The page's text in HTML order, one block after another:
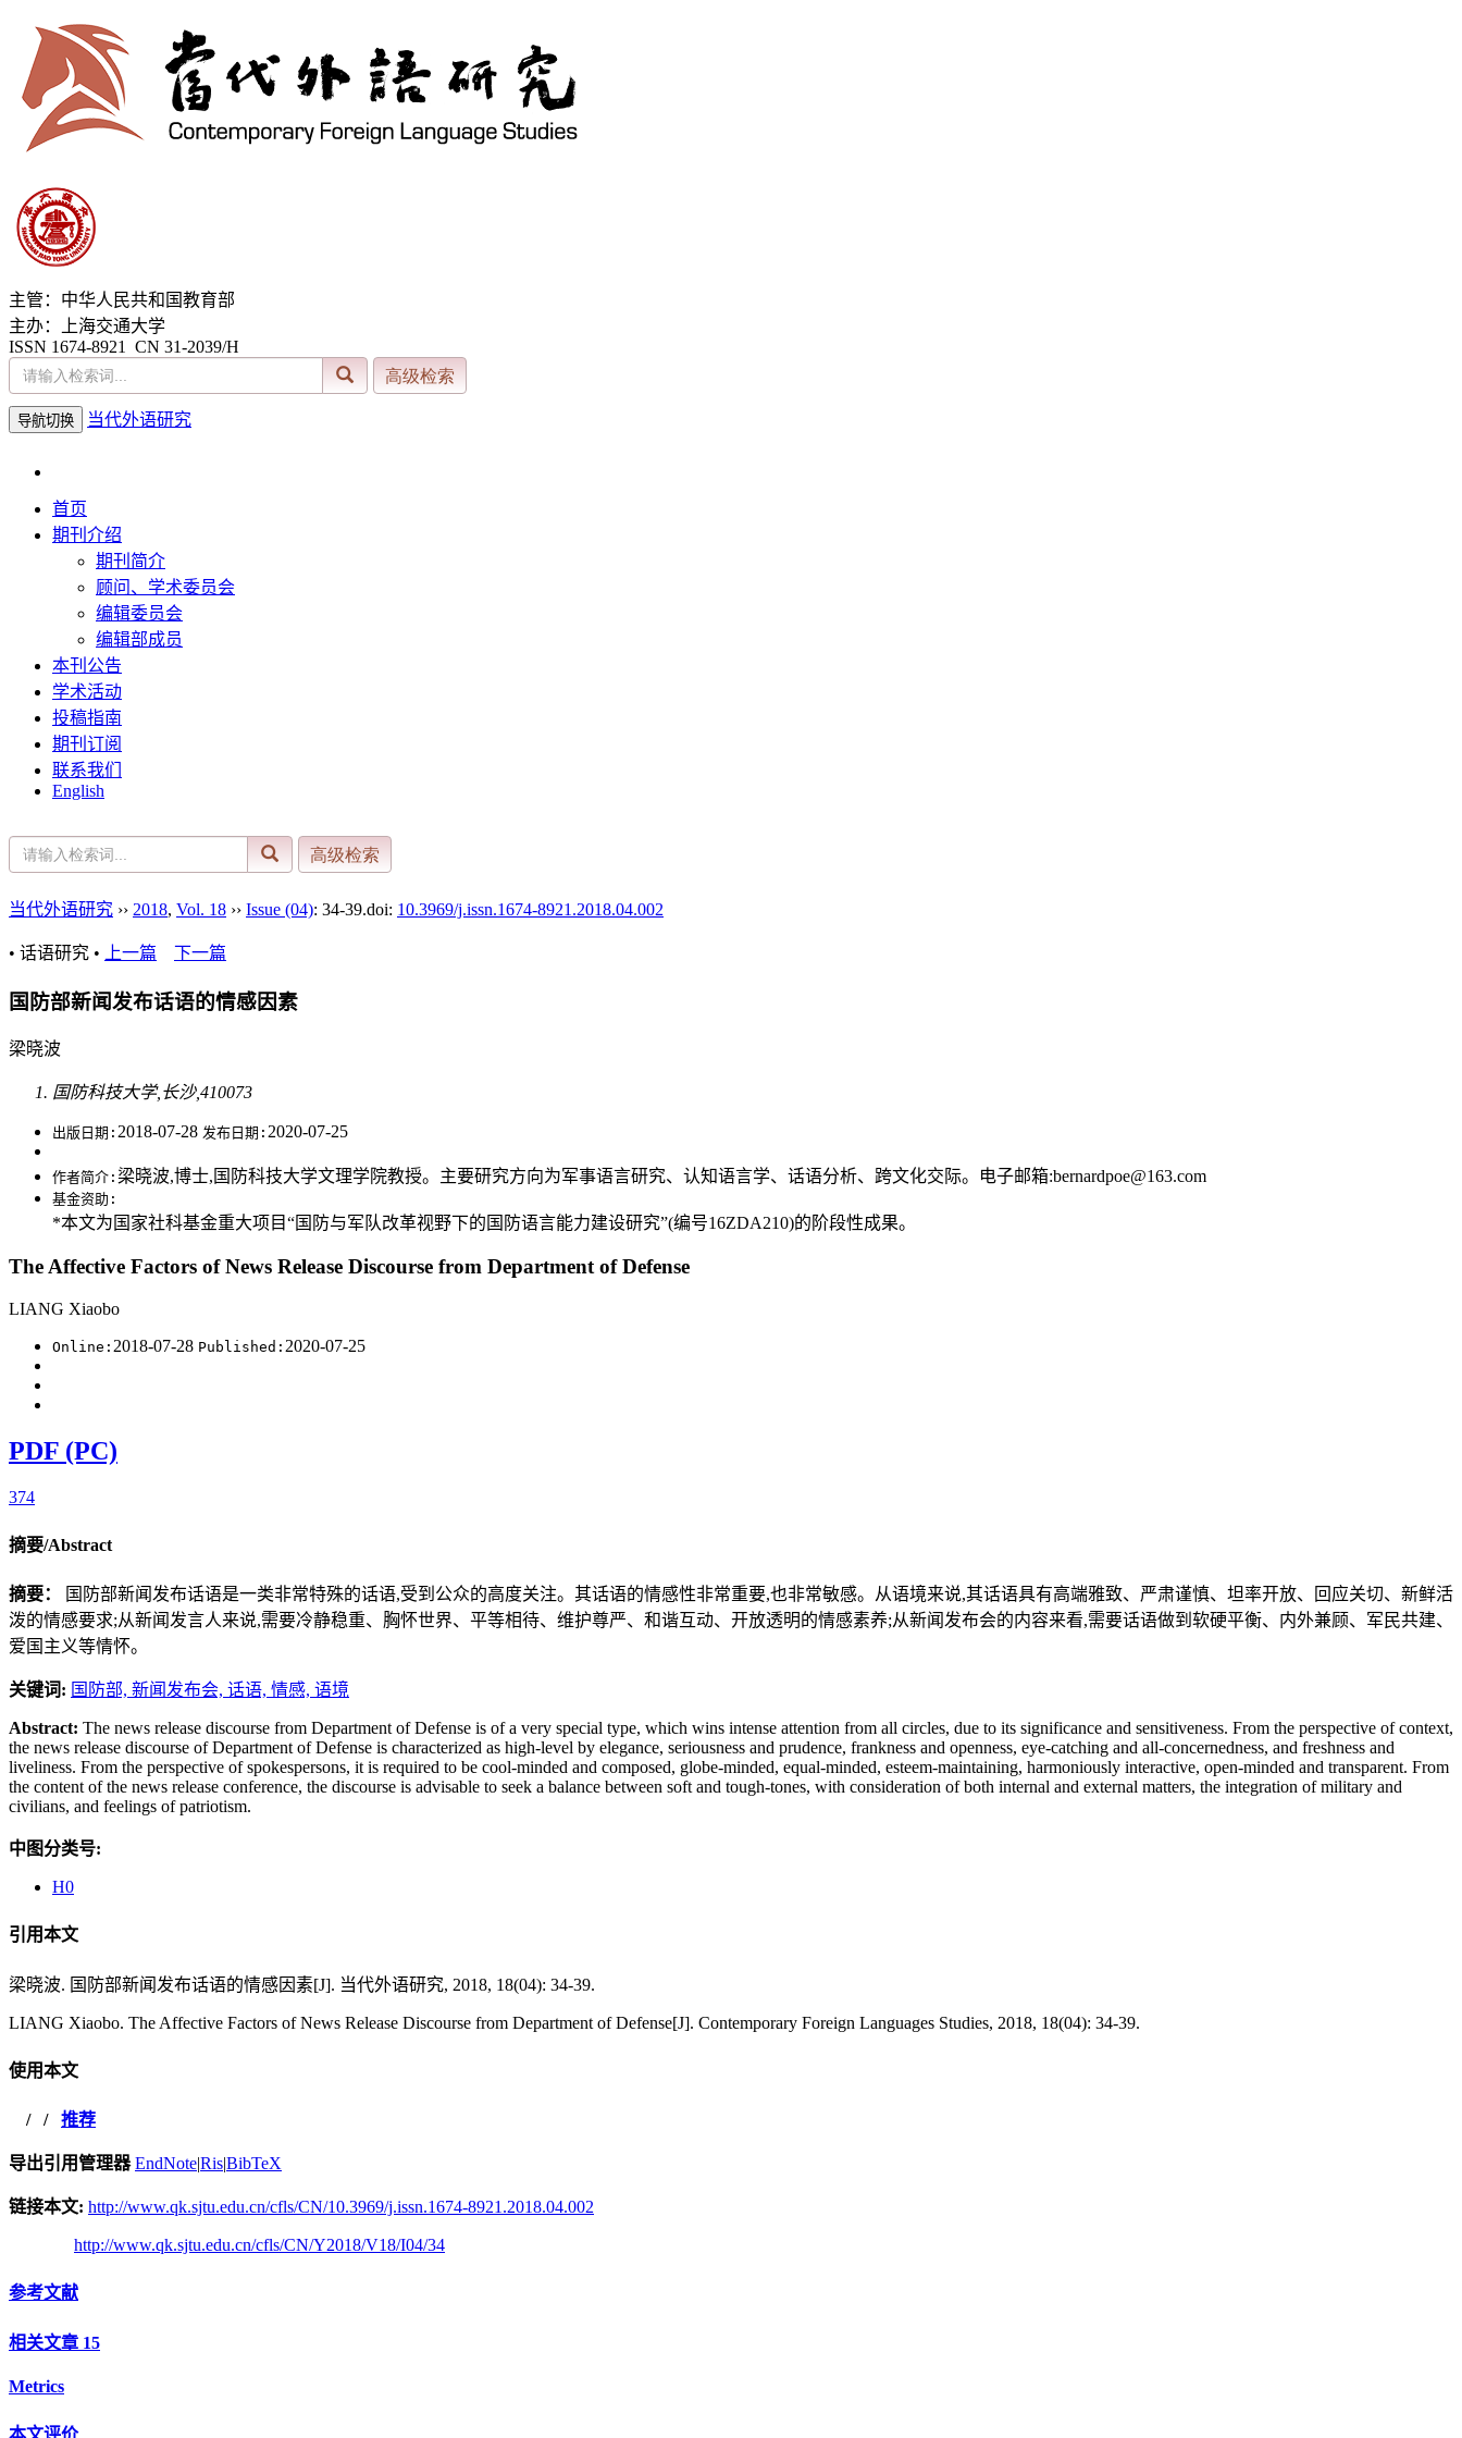
主管：中华人民共和国教育部
主办：上海交通大学
ISSN 1674-8921 CN 31-2039/H
导航切换 当代外语研究
首页
期刊介绍
期刊简介
顾问、学术委员会
编辑委员会
编辑部成员
本刊公告
学术活动
投稿指南
期刊订阅
联系我们
English
当代外语研究 ›› 2018, Vol. 18 ›› Issue (04): 34-39.doi: 10.3969/j.issn.1674-8921.2018.04.002
• 话语研究 • 上一篇 下一篇
国防部新闻发布话语的情感因素
梁晓波
国防科技大学,长沙,410073
出版日期: 2018-07-28 发布日期: 2020-07-25
作者简介: 梁晓波,博士,国防科技大学文理学院教授。主要研究方向为军事语言研究、认知语言学、话语分析、跨文化交际。电子邮箱:bernardpoe@163.com
基金资助:
*本文为国家社科基金重大项目“国防与军队改革视野下的国防语言能力建设研究”(编号16ZDA210)的阶段性成果。
The Affective Factors of News Release Discourse from Department of Defense
LIANG Xiaobo
Online: 2018-07-28 Published: 2020-07-25
PDF (PC)
374
摘要/Abstract
摘要：
国防部新闻发布话语是一类非常特殊的话语,受到公众的高度关注。其话语的情感性非常重要,也非常敏感。从语境来说,其话语具有高端雅致、严肃谨慎、坦率开放、回应关切、新鲜活
泼的情感要求;从新闻发言人来说,需要冷静稳重、胸怀世界、平等相待、维护尊严、和谐互动、开放透明的情感素养;从新闻发布会的内容来看,需要话语做到软硬平衡、内外兼顾、军民共建、
爱国主义等情怀。
关键词: 国防部, 新闻发布会, 话语, 情感, 语境
Abstract: The news release discourse from Department of Defense is of a very special type, which wins intense attention from all circles, due to its significance and sensitiveness. From the perspective of context,
the news release discourse of Department of Defense is characterized as high-level by elegance, seriousness and prudence, frankness and openness, eye-catching and all-concernedness, and freshness and
liveliness. From the perspective of spokespersons, it is required to be cool-minded and composed, globe-minded, equal-minded, esteem-maintaining, harmoniously interactive, open-minded and transparent. From
the content of the news release conference, the discourse is advisable to seek a balance between soft and tough-tones, with consideration of both internal and external matters, the integration of military and
civilians, and feelings of patriotism.
中图分类号:
H0
引用本文
梁晓波. 国防部新闻发布话语的情感因素[J]. 当代外语研究, 2018, 18(04): 34-39.
LIANG Xiaobo. The Affective Factors of News Release Discourse from Department of Defense[J]. Contemporary Foreign Languages Studies, 2018, 18(04): 34-39.
使用本文
/ / 推荐
导出引用管理器 EndNote|Ris|BibTeX
链接本文: http://www.qk.sjtu.edu.cn/cfls/CN/10.3969/j.issn.1674-8921.2018.04.002
http://www.qk.sjtu.edu.cn/cfls/CN/Y2018/V18/I04/34
参考文献
相关文章 15
Metrics